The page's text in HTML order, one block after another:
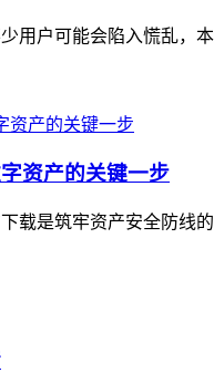
用户可能会陷入慌乱
资产的关键一步
载是筑牢资产安全防